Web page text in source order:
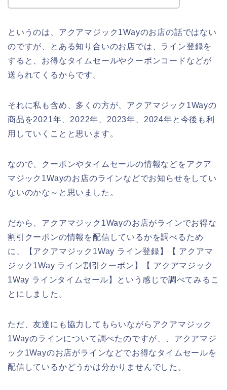
というのは、アクアマジック1Wayのお店の話ではない
のですが、とある知り合いのお店では、ライン登録を
すると、お得なタイムセールやクーポンコードなどが
送られてくるからです。
それに私も含め、多くの方が、アクアマジック1Wayの
商品を2021年、2022年、2023年、2024年と今後も利
用していくことと思います。
なので、クーポンやタイムセールの情報などをアクア
マジック1Wayのお店のラインなどでお知らせをしてい
ないのかな～と思いました。
だから、アクアマジック1Wayのお店がラインでお得な
割引クーポンの情報を配信しているかを調べるため
に、【アクアマジック1Way ライン登録】【 アクアマ
ジック1Way ライン割引クーポン】【 アクアマジック
1Way ラインタイムセール】という感じで調べてみるこ
とにしました。
ただ、友達にも協力してもらいながらアクアマジック
1Wayのラインについて調べたのですが、、アクアマジ
ック1Wayのお店がラインなどでお得なタイムセールを
配信しているかどうかは分かりませんでした。